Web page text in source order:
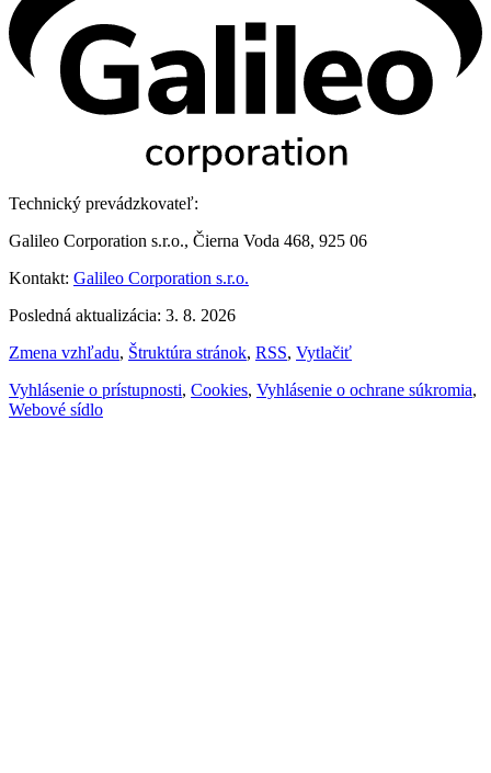
Technický prevádzkovateľ:
Galileo Corporation s.r.o., Čierna Voda 468, 925 06
Kontakt: Galileo Corporation s.r.o.
Posledná aktualizácia: 3. 8. 2026
Zmena vzhľadu, Štruktúra stránok, RSS, Vytlačiť
Vyhlásenie o prístupnosti, Cookies, Vyhlásenie o ochrane súkromia,
Webové sídlo